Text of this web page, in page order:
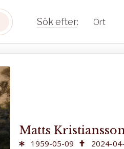
Ort
Matts
1959-05-09 2024-